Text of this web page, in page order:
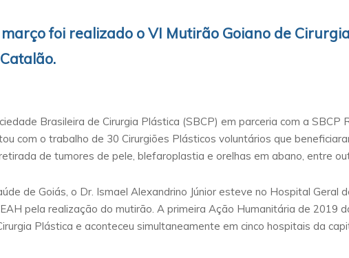
foi realizado o VI Mutirão Goiano de
Brasileira de Cirurgia Plástica (SBCP) em parceria com a SBCP
com o trabalho de 30 Cirurgiões Plásticos voluntários que
de tumores de pele, blefaroplastia e orelhas em abano, entre
de Goiás, o Dr. Ismael Alexandrino Júnior esteve no Hospital Geral
pela realização do mutirão. A primeira Ação Humanitária de 2019
Plástica e aconteceu simultaneamente em cinco hospitais da